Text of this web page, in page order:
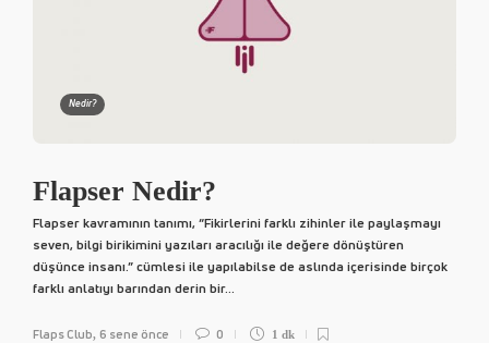
Nedir?
Flapser Nedir?
Flapser kavramının tanımı, “Fikirlerini farklı zihinler ile paylaşmayı
seven, bilgi birikimini yazıları aracılığı ile değere dönüştüren
düşünce insanı.” cümlesi ile yapılabilse de aslında içerisinde birçok
farklı anlatıyı barından derin bir...
Flaps Club, 6 sene önce 0 1 dk